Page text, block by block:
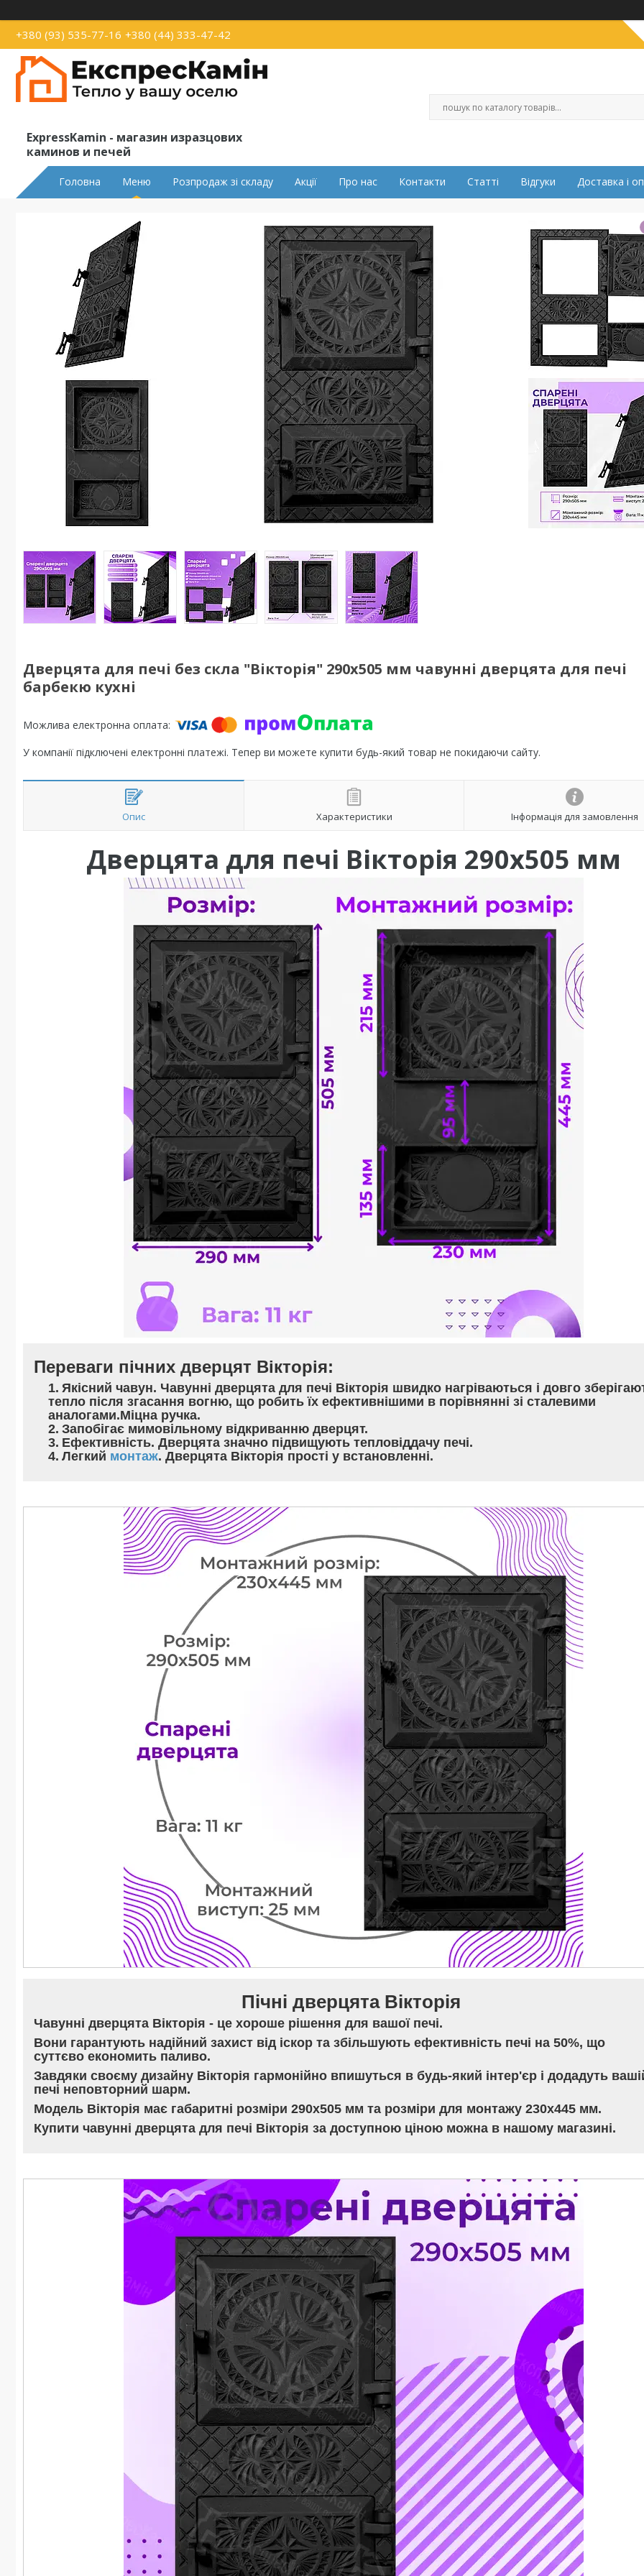
+380 (93) 535-77-16 +380 (44) 333-47-42
ExpressKamin - магазин изразцових
каминов и печей
Головна Меню Розпродаж зі складу Акції Про нас Контакти Статті Відгуки Доставка і
Дверцята для печі без скла "Вікторія" 290х505 мм чавунні дверцята для печі
барбекю кухні
У компанії підключені електронні платежі. Тепер ви можете купити будь-який товар не покидаючи сайту.
Опис Характеристики Інформація для замовлення
Дверцята для печі Вікторія 290х505 мм
Переваги пічних дверцят Вікторія:
Якісний чавун. Чавунні дверцята для печі Вікторія швидко нагріваються і довго
тепло після згасання вогню, що робить їх ефективнішими в порівнянні зі сталевими
аналогами.Міцна ручка.
Запобігає мимовільному відкриванню дверцят.
Ефективність. Дверцята значно підвищують тепловіддачу печі.
Легкий монтаж. Дверцята Вікторія прості у встановленні.
Пічні дверцята Вікторія
Чавунні дверцята Вікторія - це хороше рішення для вашої печі.
Вони гарантують надійний захист від іскор та збільшують ефективність печі на 50%, що
суттєво економить паливо.
Завдяки своєму дизайну Вікторія гармонійно впишуться в будь-який інтер'єр і додадуть
печі неповторний шарм.
Модель Вікторія має габаритні розміри 290х505 мм та розміри для монтажу 230х445 мм.
Купити чавунні дверцята для печі Вікторія за доступною ціною можна в нашому магазині.